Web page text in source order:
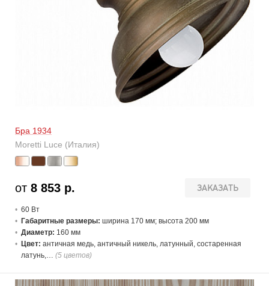
Бра 1934
Moretti Luce (Италия)
ЗАКАЗАТЬ
от 8 853 р.
60 Вт
Габаритные размеры: ширина 170 мм; высота 200 мм
Диаметр: 160 мм
Цвет: античная медь, античный никель, латунный, состаренная
латунь,… (5 цветов)